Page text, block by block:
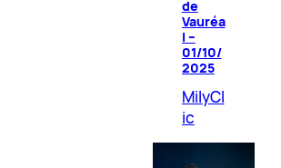
de
Vauréa
l –
01/10/
2025
MilyCl
ic